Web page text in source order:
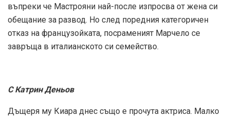
въпреки че Мастрояни най-после изпросва от жена си
обещание за развод. Но след поредния категоричен
отказ на французойката, посраменият Марчело се
завръща в италианското си семейство.
С Катрин Деньов
Дъщеря му Киара днес също е прочута актриса. Малко